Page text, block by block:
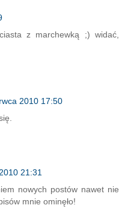
z marchewką ;) widać,
2010 17:50
21:31
nowych postów nawet nie
mnie ominęło!